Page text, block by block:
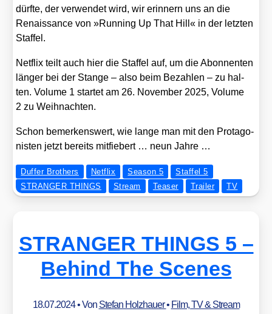
dürf­te, der ver­wen­det wird, wir erin­nern uns an die
Renais­sance von »Run­ning Up That Hill« in der letz­ten
Staf­fel.
Net­flix teilt auch hier die Staf­fel auf, um die Abon­nen­ten
län­ger bei der Stan­ge – also beim Bezah­len – zu hal­
ten. Volu­me 1 star­tet am 26. Novem­ber 2025, Volu­me
2 zu Weih­nach­ten.
Schon bemer­kens­wert, wie lan­ge man mit den Prot­ago­
nis­ten jetzt bereits mit­fie­bert … neun Jah­re …
Duffer Brothers Netflix Season 5
Staffel 5
STRANGER THINGS
Stream Teaser Trailer TV
STRANGER THINGS 5 –
Behind The Scenes
18.07.2024• Von Stefan Holzhauer• Film, TV & Stream